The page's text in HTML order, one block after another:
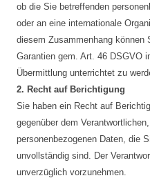
ob die Sie betreffenden
oder an eine internationale
diesem Zusammenhang können
Garantien gem. Art. 46 DSGVO
Übermittlung unterrichtet zu
2. Recht auf Berichtigung
Sie haben ein Recht auf
gegenüber dem
personenbezogenen Daten, die
unvollständig sind. Der
unverzüglich vorzunehmen.